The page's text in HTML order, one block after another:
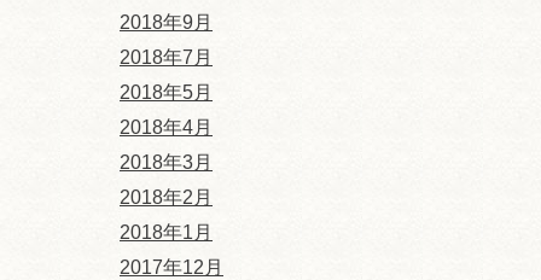
2018年9月
2018年7月
2018年5月
2018年4月
2018年3月
2018年2月
2018年1月
2017年12月